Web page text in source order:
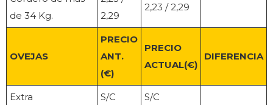
de 34 Kg.
2,29
2,23 / 2,29
OVEJAS
PRECIO
ANT.
(€)
PRECIO
ACTUAL(€)
DIFERENCIA
Extra S/C S/C